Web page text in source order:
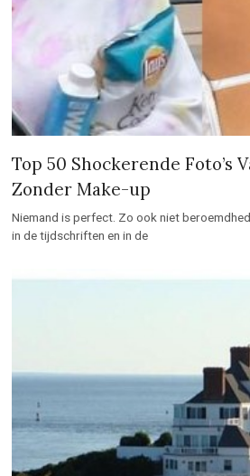
Top 50 Shockerende Foto’s
Zonder Make-up
Niemand is perfect. Zo ook niet
in de tijdschriften en in de